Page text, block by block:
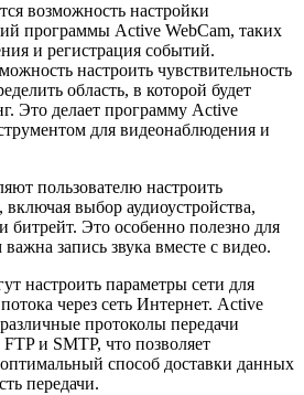
возможность настройки
программы Active WebCam, таких
и регистрация событий.
настроить чувствительность
область, в которой будет
Это делает программу Active
для видеонаблюдения и
пользователю настроить
выбор аудиоустройства,
битрейт. Это особенно полезно для
запись звука вместе с видео.
настроить параметры сети для
через сеть Интернет. Active
протоколы передачи
и SMTP, что позволяет
способ доставки данных
передачи.